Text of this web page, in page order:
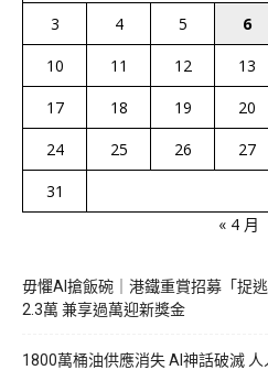
3
4 5 6
10
11 12 13
17
18 19 20
24
25 26 27
31
« 4 月
毋懼AI搶飯碗｜港鐵重賞招募「捉
2.3萬 兼享過萬迎新獎金
1800萬桶油供應消失 AI神話破滅